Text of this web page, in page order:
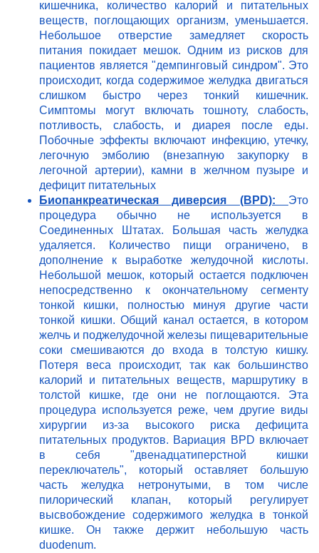
кишечника, количество калорий и питательных
веществ, поглощающих организм, уменьшается.
Небольшое отверстие замедляет скорость
питания покидает мешок. Одним из рисков для
пациентов является "демпинговый синдром". Это
происходит, когда содержимое желудка двигаться
слишком быстро через тонкий кишечник.
Симптомы могут включать тошноту, слабость,
потливость, слабость, и диарея после еды.
Побочные эффекты включают инфекцию, утечку,
легочную эмболию (внезапную закупорку в
легочной артерии), камни в желчном пузыре и
дефицит питательных
Биопанкреатическая диверсия (BPD): Это
процедура обычно не используется в
Соединенных Штатах. Большая часть желудка
удаляется. Количество пищи ограничено, в
дополнение к выработке желудочной кислоты.
Небольшой мешок, который остается подключен
непосредственно к окончательному сегменту
тонкой кишки, полностью минуя другие части
тонкой кишки. Общий канал остается, в котором
желчь и поджелудочной железы пищеварительные
соки смешиваются до входа в толстую кишку.
Потеря веса происходит, так как большинство
калорий и питательных веществ, маршрутику в
толстой кишке, где они не поглощаются. Эта
процедура используется реже, чем другие виды
хирургии из-за высокого риска дефицита
питательных продуктов. Вариация BPD включает
в себя "двенадцатиперстной кишки
переключатель", который оставляет большую
часть желудка нетронутыми, в том числе
пилорический клапан, который регулирует
высвобождение содержимого желудка в тонкой
кишке. Он также держит небольшую часть
duodenum.